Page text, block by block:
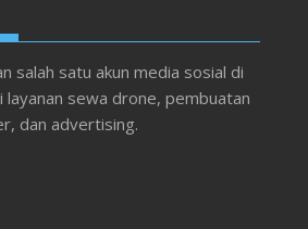
salah satu akun media sosial di
layanan sewa drone, pembuatan
dan advertising.